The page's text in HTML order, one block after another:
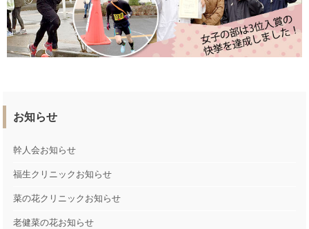
お知らせ
幹人会お知らせ
福生クリニックお知らせ
菜の花クリニックお知らせ
老健菜の花お知らせ